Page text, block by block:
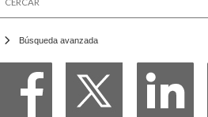
Búsqueda avanzada